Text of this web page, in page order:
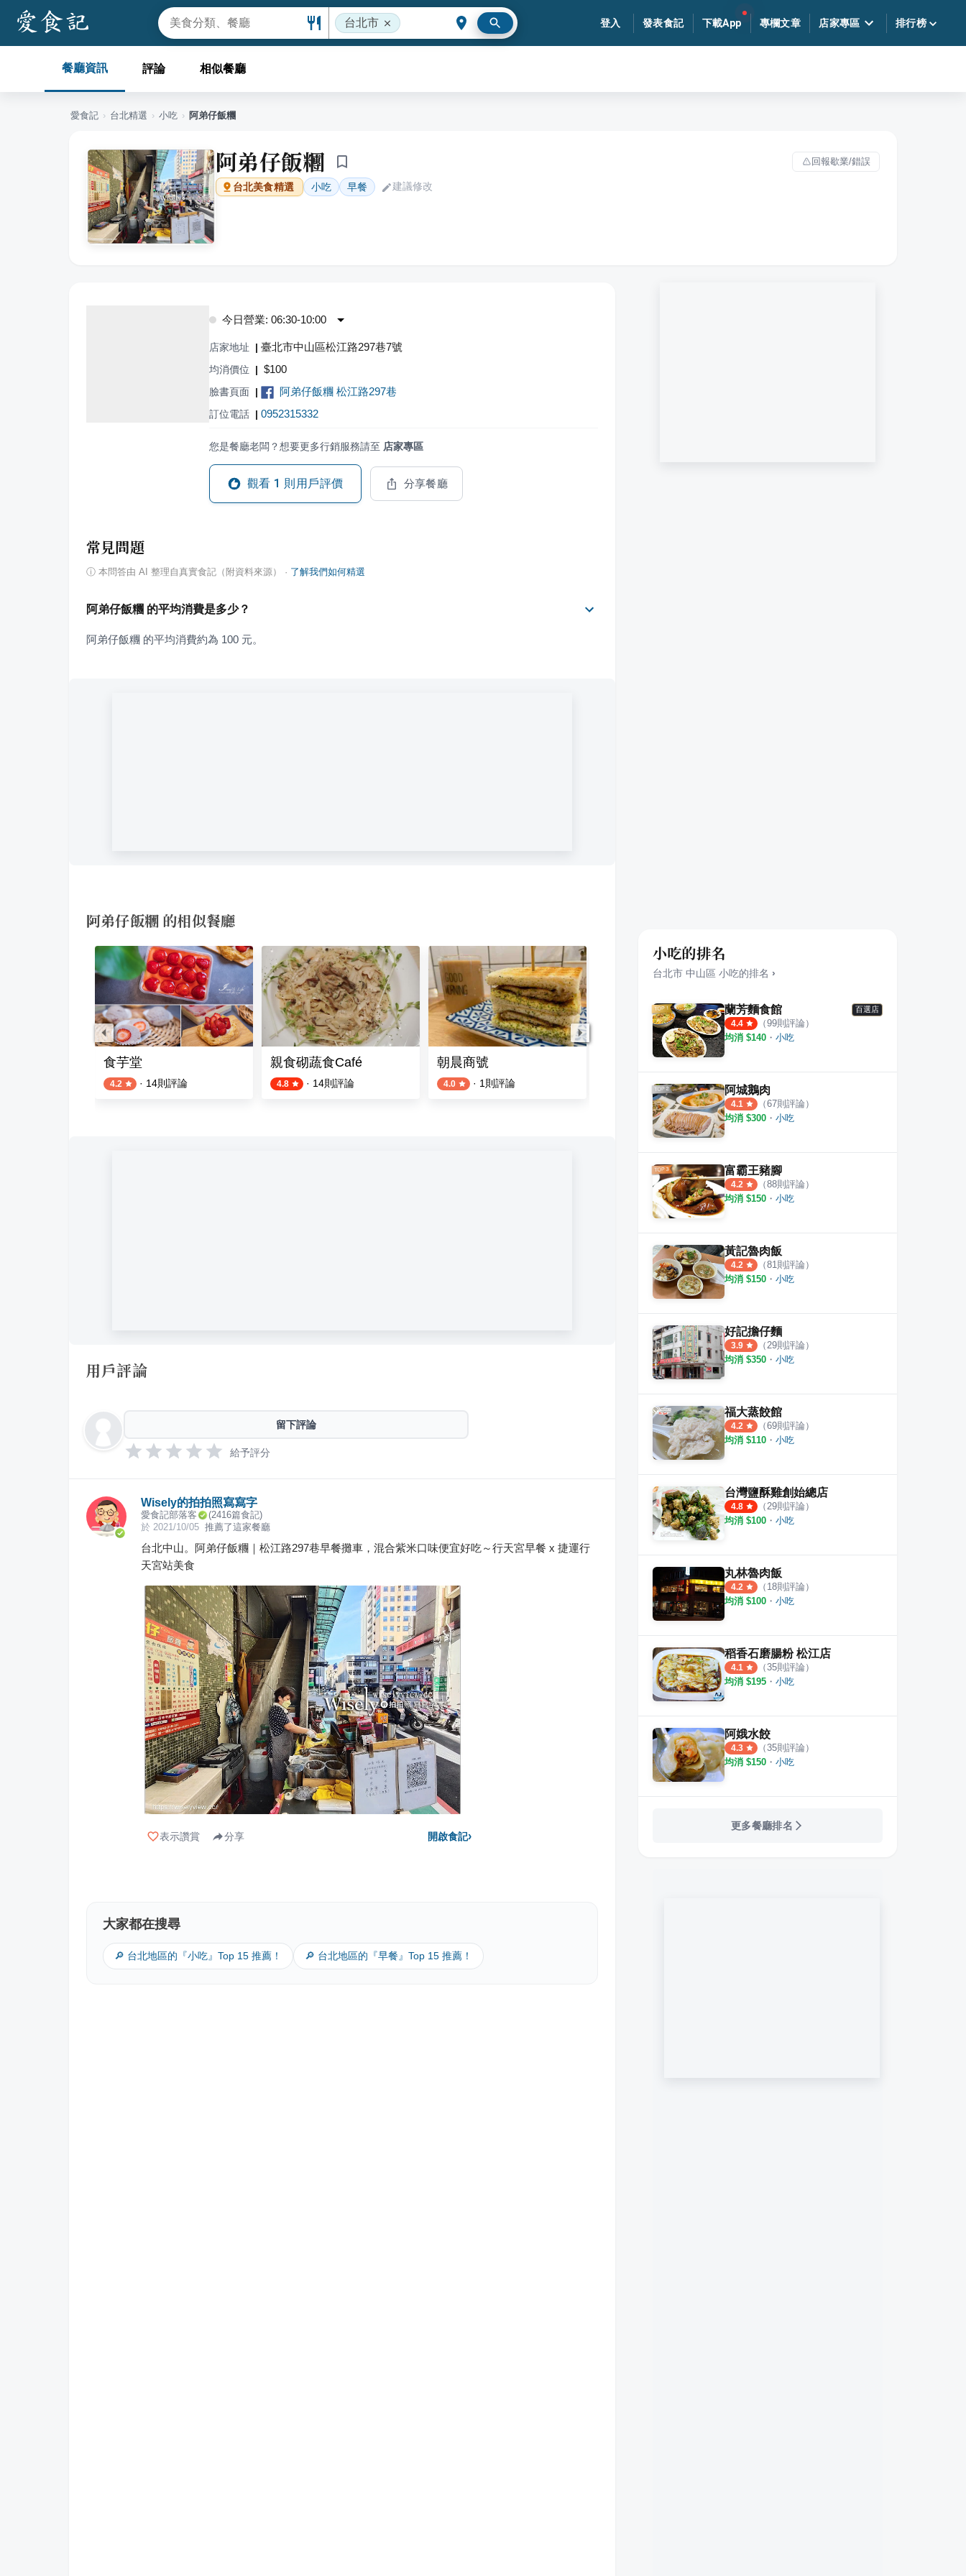
台北市 登入 發表食記 下載App 專欄文章 店家專區 排行榜
餐廳資訊 評論 相似餐廳
愛食記 › 台北精選 › 小吃 › 阿弟仔飯糰
阿弟仔飯糰 回報歇業/錯誤
台北美食精選 小吃 早餐 建議修改
今日營業: 06:30-10:00
店家地址 | 臺北市中山區松江路297巷7號
均消價位 | $100
臉書頁面 | 阿弟仔飯糰 松江路297巷
訂位電話 | 0952315332
您是餐廳老闆？想要更多行銷服務請至 店家專區
觀看 1 則用戶評價 分享餐廳
常見問題
ⓘ 本問答由 AI 整理自真實食記（附資料來源） · 了解我們如何精選
阿弟仔飯糰 的平均消費是多少？
阿弟仔飯糰 的平均消費約為 100 元。
阿弟仔飯糰 的相似餐廳
食芋堂
4.2 · 14則評論
親食砌蔬食Café
4.8 · 14則評論
朝晨商號
4.0 · 1 則評論
用戶評論
留下評論
給予評分
Wisely的拍拍照寫寫字
愛食記部落客 (2416篇食記)
於 2021/10/05 推薦了這家餐廳
台北中山。阿弟仔飯糰｜松江路297巷早餐攤車，混合紫米口味便宜好吃～行天宮早餐 x 捷運行
天宮站美食
表示讚賞 分享 開啟食記›
大家都在搜尋
🔎 台北地區的『小吃』Top 15 推薦！ 🔎 台北地區的『早餐』Top 15 推薦！
小吃的排名
台北市 中山區 小吃的排名 ›
蘭芳麵食館 百選店
4.4 （99則評論）
均消 $140 ・ 小吃
阿城鵝肉
4.1 （67則評論）
均消 $300 ・ 小吃
富霸王豬腳
4.2 （88則評論）
均消 $150 ・ 小吃
黃記魯肉飯
4.2 （81 則評論）
均消 $150 ・ 小吃
好記擔仔麵
3.9 （ 29則評論）
均消 $350 ・ 小吃
福大蒸餃館
4.2 （69則評論）
均消 $110 ・ 小吃
台灣鹽酥雞創始總店
4.8 （ 29則評論）
均消 $100 ・ 小吃
丸林魯肉飯
4.2 （ 18則評論）
均消 $100 ・ 小吃
稻香石磨腸粉 松江店
4.1 （35則評論）
均消 $195 ・ 小吃
阿娥水餃
4.3 （35則評論）
均消 $150 ・ 小吃
更多餐廳排名